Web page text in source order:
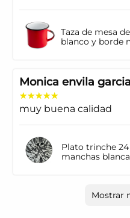
Taza de mesa
blanco y borde
Monica envila garcia
muy buena calidad
Plato trinche
manchas
Mostrar